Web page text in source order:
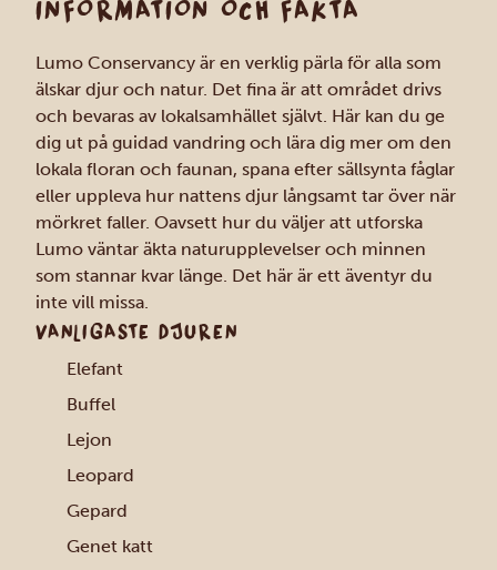
INFORMATION OCH FAKTA
Lumo Conservancy är en verklig pärla för alla som
älskar djur och natur. Det fina är att området drivs
och bevaras av lokalsamhället självt. Här kan du ge
dig ut på guidad vandring och lära dig mer om den
lokala floran och faunan, spana efter sällsynta fåglar
eller uppleva hur nattens djur långsamt tar över när
mörkret faller. Oavsett hur du väljer att utforska
Lumo väntar äkta naturupplevelser och minnen
som stannar kvar länge. Det här är ett äventyr du
inte vill missa.
VANLIGASTE DJUREN
Elefant
Buffel
Lejon
Leopard
Gepard
Genet katt